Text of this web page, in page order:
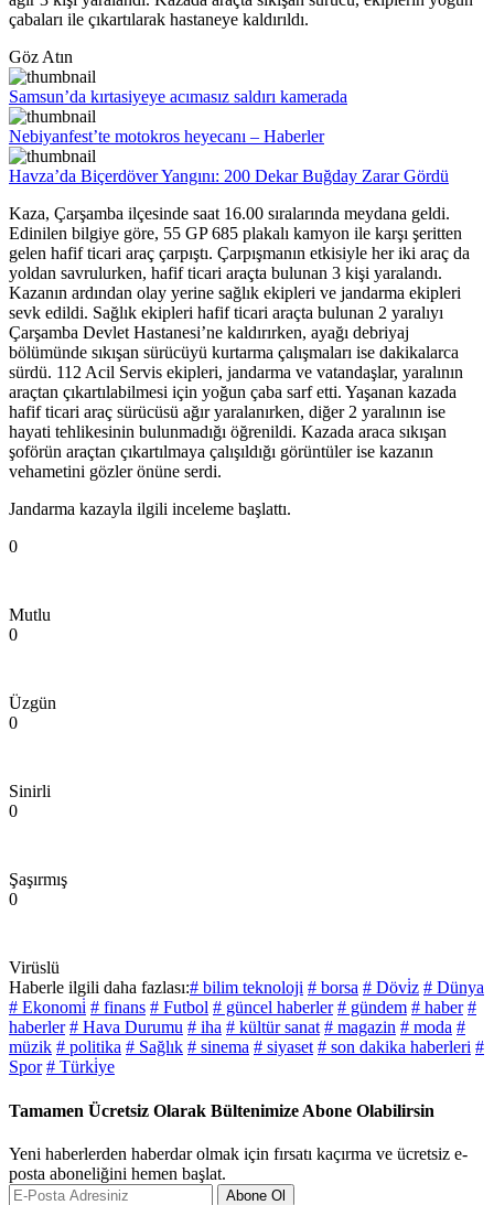
çabaları ile çıkartılarak hastaneye kaldırıldı.
Göz Atın
Samsun’da kırtasiyeye acımasız saldırı kamerada
Nebiyanfest’te motokros heyecanı – Haberler
Havza’da Biçerdöver Yangını: 200 Dekar Buğday Zarar Gördü
Kaza, Çarşamba ilçesinde saat 16.00 sıralarında meydana geldi.
Edinilen bilgiye göre, 55 GP 685 plakalı kamyon ile karşı şeritten
gelen hafif ticari araç çarpıştı. Çarpışmanın etkisiyle her iki araç da
yoldan savrulurken, hafif ticari araçta bulunan 3 kişi yaralandı.
Kazanın ardından olay yerine sağlık ekipleri ve jandarma ekipleri
sevk edildi. Sağlık ekipleri hafif ticari araçta bulunan 2 yaralıyı
Çarşamba Devlet Hastanesi’ne kaldırırken, ayağı debriyaj
bölümünde sıkışan sürücüyü kurtarma çalışmaları ise dakikalarca
sürdü. 112 Acil Servis ekipleri, jandarma ve vatandaşlar, yaralının
araçtan çıkartılabilmesi için yoğun çaba sarf etti. Yaşanan kazada
hafif ticari araç sürücüsü ağır yaralanırken, diğer 2 yaralının ise
hayati tehlikesinin bulunmadığı öğrenildi. Kazada araca sıkışan
şoförün araçtan çıkartılmaya çalışıldığı görüntüler ise kazanın
vehametini gözler önüne serdi.
Jandarma kazayla ilgili inceleme başlattı.
0
Mutlu
0
Üzgün
0
Sinirli
0
Şaşırmış
0
Virüslü
Haberle ilgili daha fazlası:# bilim teknoloji # borsa # Dövi̇z # Dünya
# Ekonomi̇ # finans # Futbol # güncel haberler # gündem # haber #
haberler # Hava Durumu # iha # kültür sanat # magazin # moda #
müzik # politika # Sağlık # sinema # siyaset # son dakika haberleri #
Spor # Türki̇ye
Tamamen Ücretsiz Olarak Bültenimize Abone Olabilirsin
Yeni haberlerden haberdar olmak için fırsatı kaçırma ve ücretsiz e-
posta aboneliğini hemen başlat.
Abone Ol